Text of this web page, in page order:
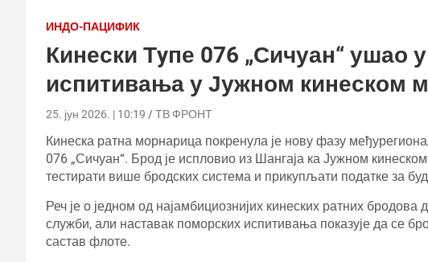
ИНДО-ПАЦИФИК
Кинески Тyпе 076 „Сичуан“ ушао
испитивања у Јужном кинеском
25. јун 2026. | 10:19 ТВ ФРОНТ
Кинеска ратна морнарица покренула је нову фазу
076 „Сичуан“. Брод је испловио из Шангаја ка Јужном
тестирати више бродских система и прикупљати податке за
Реч је о једном од најамбициознијих кинеских ратних бродова
служби, али наставак поморских испитивања показује да се
састав флоте.